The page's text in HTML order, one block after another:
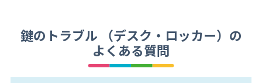
鍵のトラブル （デスク・ロッカー）の
よくある質問